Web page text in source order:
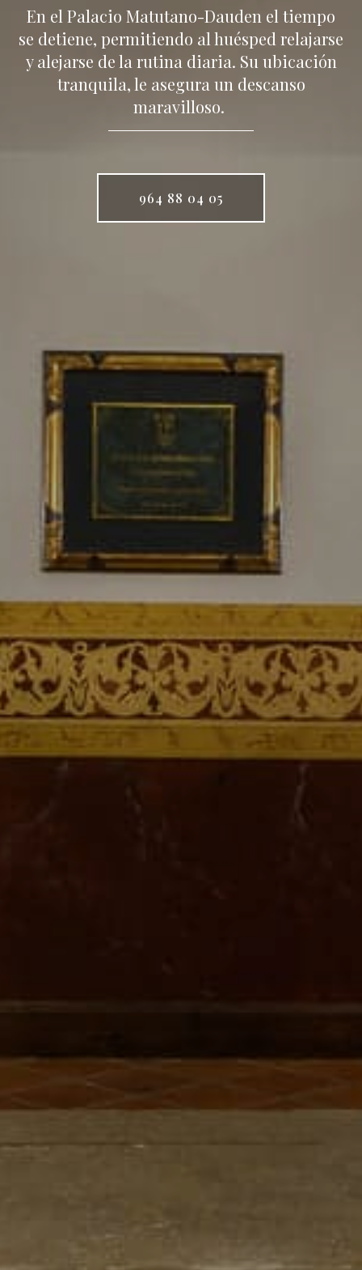
En el Palacio Matutano-Dauden el tiempo
se detiene, permitiendo al huésped relajarse
y alejarse de la rutina diaria. Su ubicación
tranquila, le asegura un descanso
maravilloso.
964 88 04 05